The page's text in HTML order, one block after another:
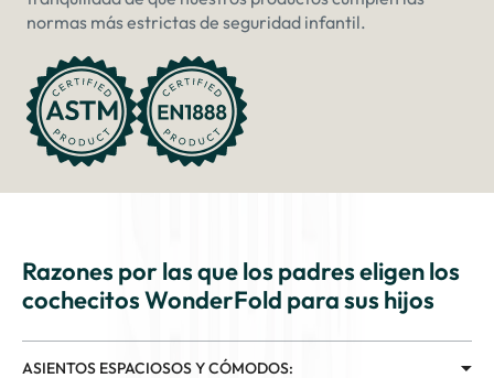
normas más estrictas de seguridad infantil.
Razones por las que los padres eligen los
cochecitos WonderFold para sus hijos
ASIENTOS ESPACIOSOS Y CÓMODOS: